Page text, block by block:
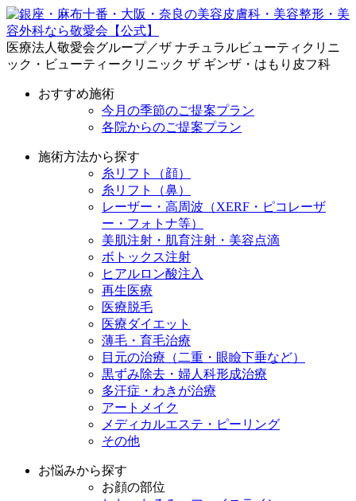
医療法人敬愛会グループ／ザ ナチュラルビューティクリニ
ック・ビューティークリニック ザ ギンザ・はもり皮フ科
おすすめ施術
今月の季節のご提案プラン
各院からのご提案プラン
施術方法から探す
糸リフト（顔）
糸リフト（鼻）
レーザー・高周波（XERF・ピコレーザ
ー・フォトナ等）
美肌注射・肌育注射・美容点滴
ボトックス注射
ヒアルロン酸注入
再生医療
医療脱毛
医療ダイエット
薄毛・育毛治療
目元の治療（二重・眼瞼下垂など）
黒ずみ除去・婦人科形成治療
多汗症・わきが治療
アートメイク
メディカルエステ・ピーリング
その他
お悩みから探す
お顔の部位